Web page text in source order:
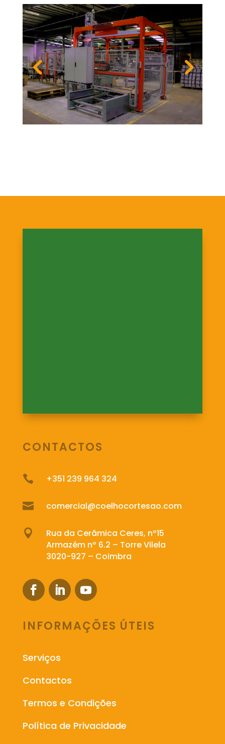
CONTACTOS
 +351 239 964 324
 comercial@coelhocortesao.com

Rua da Cerâmica Ceres, nº15
Armazém nº 6.2 – Torre Vilela
3020-927 – Coimbra
INFORMAÇÕES ÚTEIS
Serviços
Contactos
Termos e Condições
Política de Privacidade